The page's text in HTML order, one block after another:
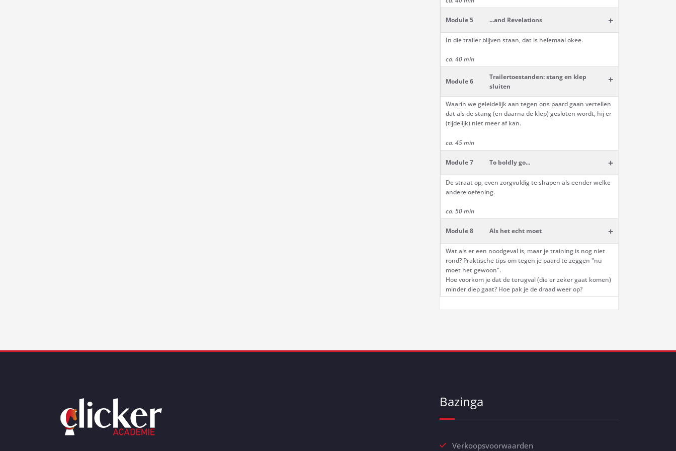
Module 5 ...and Revelations +
In die trailer blijven staan, dat is helemaal okee.
ca. 40 min
Module 6
Trailertoestanden: stang en klep
sluiten
+
Waarin we geleidelijk aan tegen ons paard gaan vertellen
dat als de stang (en daarna de klep) gesloten wordt, hij er
(tijdelijk) niet meer af kan.
ca. 45 min
Module 7 To boldly go... +
De straat op, even zorgvuldig te shapen als eender welke
andere oefening.
ca. 50 min
Module 8 Als het echt moet +
Wat als er een noodgeval is, maar je training is nog niet
rond? Praktische tips om tegen je paard te zeggen "nu
moet het gewoon".
Hoe voorkom je dat de terugval (die er zeker gaat komen)
minder diep gaat? Hoe pak je de draad weer op?
Bazinga
Verkoopsvoorwaarden